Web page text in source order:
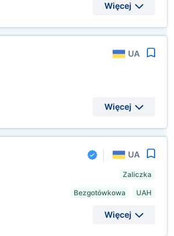
Więcej
UA
Więcej
UA
Zaliczka
Bezgotówkowa UAH
Więcej